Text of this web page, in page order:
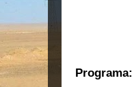
Programa: